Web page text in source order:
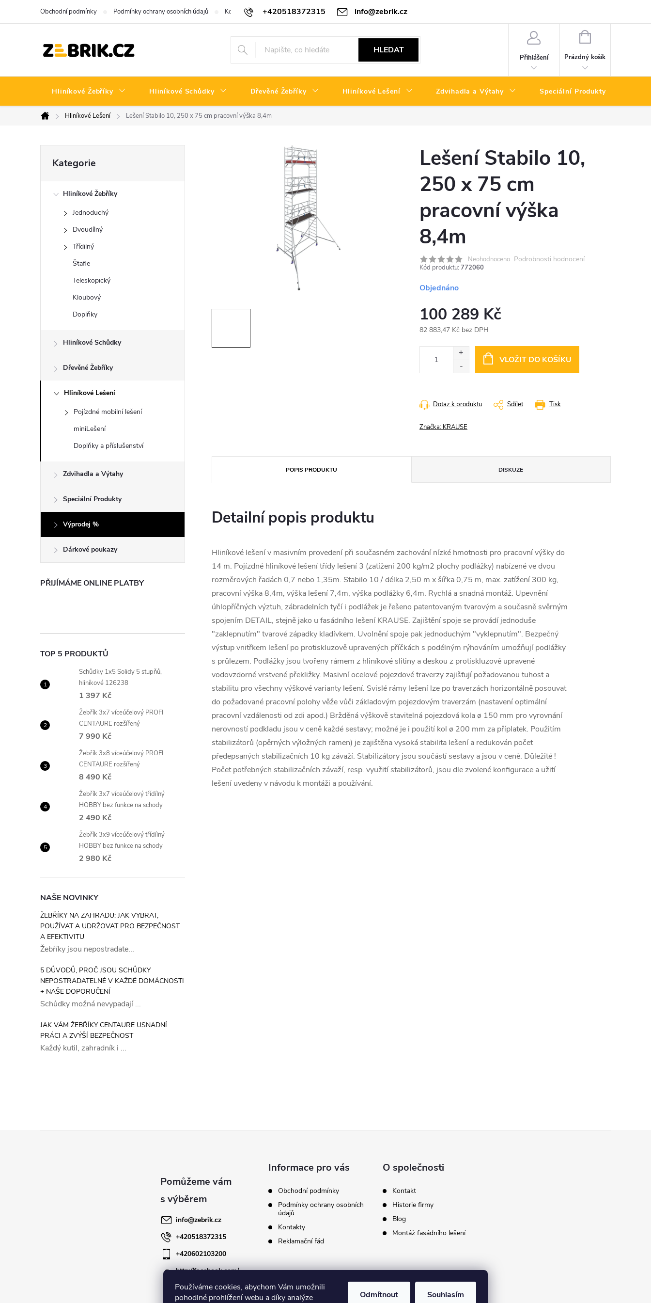
Používáme cookies, abychom Vám umožnili
pohodlné prohlížení webu a díky analýze
Odmítnout Souhlasím
+420518372315 info@zebrik.cz
Obchodní podmínky Podmínky ochrany osobních údajů Kontakty Reklamační řád
HLEDAT
Přihlášení
NÁKUPNÍ
Prázdný košík
Hliníkové Žebříky Hliníkové Schůdky Dřevěné Žebříky Hliníkové Lešení Zdvihadla a Výtahy Speciální Produkty
Domů
Hliníkové Lešení Lešení Stabilo 10, 250 x 75 cm pracovní výška 8,4m
p
kategorie
Kategorie
Hliníkové Žebříky
Jednoduchý
Dvoudílný
Třídilný
Štafle
Teleskopický
Kloubový
Doplňky
Hliníkové Schůdky
Dřevěné Žebříky
Hliníkové Lešení
Pojízdné mobilní lešení
miniLešení
Doplňky a příslušenství
Zdvihadla a Výtahy
Speciální Produkty
Výprodej %
Dárkové poukazy
PŘIJÍMÁME ONLINE PLATBY
TOP 5 PRODUKTŮ
Schůdky 1x5 Solidy 5 stupňů,
hliníkové 126238
1 397 Kč
Žebřík 3x7 víceúčelový PROFI
CENTAURE rozšířený
7 990 Kč
Žebřík 3x8 víceúčelový PROFI
CENTAURE rozšířený
8 490 Kč
Žebřík 3x7 víceúčelový třídílný
HOBBY bez funkce na schody
2 490 Kč
Žebřík 3x9 víceúčelový třídílný
HOBBY bez funkce na schody
2 980 Kč
NAŠE NOVINKY
ŽEBŘÍKY NA ZAHRADU: JAK VYBRAT,
POUŽÍVAT A UDRŽOVAT PRO BEZPEČNOST
A EFEKTIVITU
Žebříky jsou nepostradate...
5 DŮVODŮ, PROČ JSOU SCHŮDKY
NEPOSTRADATELNÉ V KAŽDÉ DOMÁCNOSTI
+ NAŠE DOPORUČENÍ
Schůdky možná nevypadají ...
JAK VÁM ŽEBŘÍKY CENTAURE USNADNÍ
PRÁCI A ZVÝŠÍ BEZPEČNOST
Každý kutil, zahradník i ...
Lešení Stabilo 10,
250 x 75 cm
pracovní výška
8,4m
Neohodnoceno Podrobnosti hodnocení
Kód produktu: 772060
Objednáno
100 289 Kč
82 883,47 Kč bez DPH
VLOŽIT DO KOŠÍKU
Tisk
Dotaz k produktu Sdílet
Značka: KRAUSE
POPIS PRODUKTU DISKUZE
Detailní popis produktu
Hliníkové lešení v masivním provedení při současném zachování nízké hmotnosti pro pracovní výšky do
14 m. Pojízdné hliníkové lešení třídy lešení 3 (zatížení 200 kg/m2 plochy podlážky) nabízené ve dvou
rozměrových řadách 0,7 nebo 1,35m. Stabilo 10 / délka 2,50 m x šířka 0,75 m, max. zatížení 300 kg,
pracovní výška 8,4m, výška lešení 7,4m, výška podlážky 6,4m. Rychlá a snadná montáž. Upevnění
úhlopříčných výztuh, zábradelních tyčí i podlážek je řešeno patentovaným tvarovým a současně svěrným
spojením DETAIL, stejně jako u fasádního lešení KRAUSE. Zajištění spoje se provádí jednoduše
"zaklepnutím" tvarové západky kladívkem. Uvolnění spoje pak jednoduchým "vyklepnutím". Bezpečný
výstup vnitřkem lešení po protiskluzově upravených příčkách s podélným rýhováním umožňují podlážky
s průlezem. Podlážky jsou tvořeny rámem z hliníkové slitiny a deskou z protiskluzově upravené
vodovzdorné vrstvené překližky. Masivní ocelové pojezdové traverzy zajišťují požadovanou tuhost a
stabilitu pro všechny výškové varianty lešení. Svislé rámy lešení lze po traverzách horizontálně posouvat
do požadované pracovní polohy věže vůči základovým pojezdovým traverzám (nastavení optimální
pracovní vzdálenosti od zdi apod.) Bržděná výškově stavitelná pojezdová kola ø 150 mm pro vyrovnání
nerovností podkladu jsou v ceně každé sestavy; možné je i použití kol ø 200 mm za příplatek. Použitím
stabilizátorů (opěrných výložných ramen) je zajištěna vysoká stabilita lešení a redukován počet
předepsaných stabilizačních 10 kg závaží. Stabilizátory jsou součástí sestavy a jsou v ceně. Důležité !
Počet potřebných stabilizačních závaží, resp. využití stabilizátorů, jsou dle zvolené konfigurace a užití
lešení uvedeny v návodu k montáži a používání.
info@zebrik.cz
+420518372315
+420602103200
http://facebook.com/
Informace pro vás
Obchodní podmínky
Podmínky ochrany osobních
údajů
Kontakty
Reklamační řád
O společnosti
Kontakt
Historie firmy
Blog
Montáž fasádního lešení